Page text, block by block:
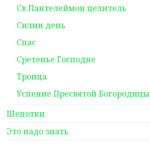
Св.Пантелеймон целитель
Силин день
Спас
Сретенье Господне
Троица
Успение Пресвятой Богородицы
Шепотки
Это надо знать